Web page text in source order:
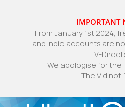
IMPORTANT
From January 1st 2024,
and Indie accounts are
V-
We apologise for the
The Vidinoti